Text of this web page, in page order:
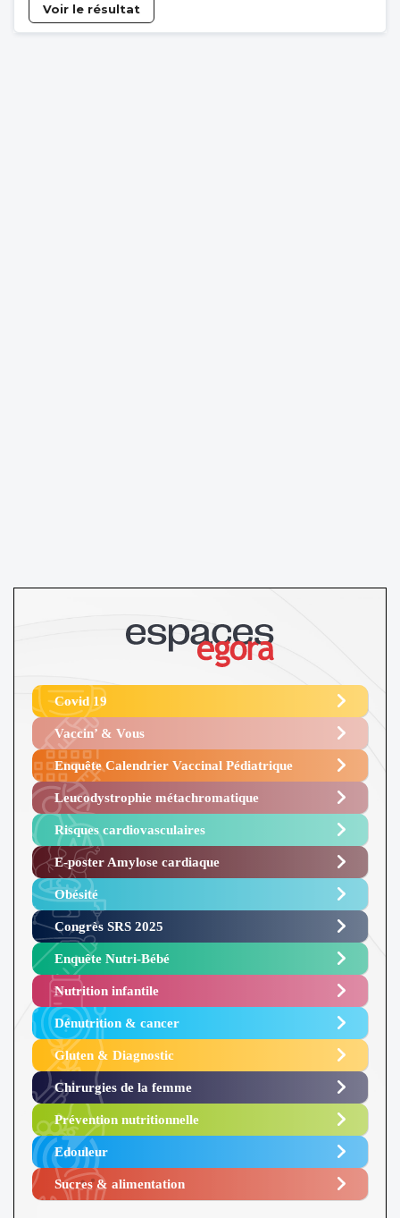
Voir le résultat
Covid 19
Vaccin’ & Vous
Enquête Calendrier Vaccinal Pédiatrique
Leucodystrophie métachromatique
Risques cardiovasculaires
E-poster Amylose cardiaque ​
Obésité ​
Congrès SRS 2025 ​
Enquête Nutri-Bébé ​
Nutrition infantile
Dénutrition & cancer
Gluten & Diagnostic
Chirurgies de la femme
Prévention nutritionnelle
Edouleur​
Sucres & alimentation​